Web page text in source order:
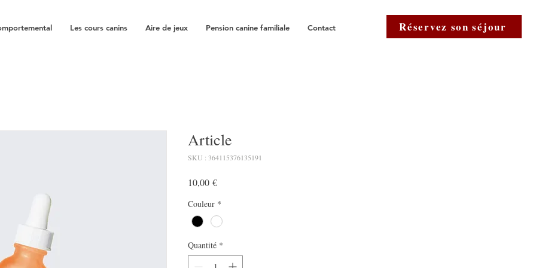
Les cours canins Aire de jeux Pension canine familiale Contact Réservez son séjour
Article
SKU : 364115376135191
10,00 €Prix
Couleur *
Quantité *